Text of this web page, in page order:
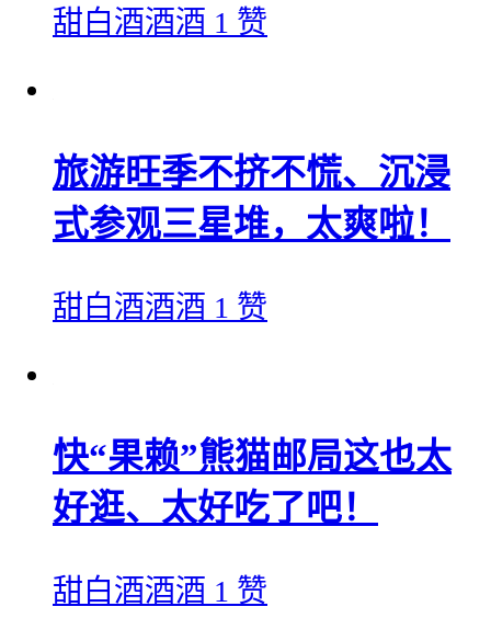
甜白酒酒酒 1 赞
旅游旺季不挤不慌、沉浸
式参观三星堆，太爽啦！
甜白酒酒酒 1 赞
快“果赖”熊猫邮局这也太
好逛、太好吃了吧！
甜白酒酒酒 1 赞